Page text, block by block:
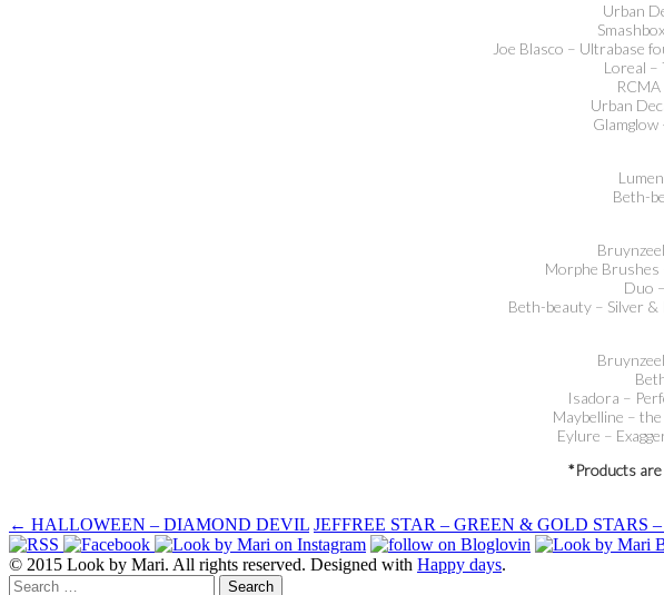
Urban
Joe Blasco – Ultrabase
Loreal –
Urban
Beth-
Morphe Brushes
Duo
Beth-beauty – Silver &
Isadora –
Maybelline –
Eylure –
*Products
POST
← HALLOWEEN – DIAMOND DEVIL JEFFREE STAR – GREEN & GOLD STARS
© 2015 Look by Mari. All rights reserved. Designed with Happy days.
Search